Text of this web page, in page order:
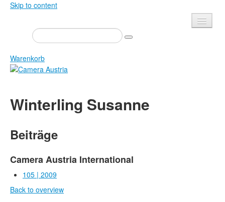
Skip to content
Presse
Veranstaltungen
Newsletter
Über uns
Shop
Datenschutz
Mediadaten
Warenkorb
Zeitschrift
Bücher
Edition
Bibliothek
Camera Austria Preis
Winterling Susanne
Beiträge
Camera Austria International
105 | 2009
Back to overview